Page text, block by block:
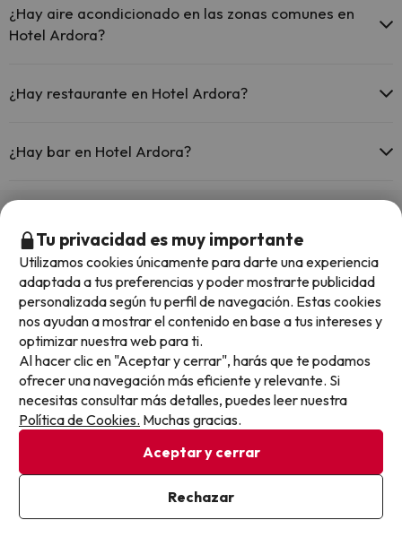
¿Hay aire acondicionado en las zonas comunes en
Hotel Ardora?
¿Hay restaurante en Hotel Ardora?
¿Hay bar en Hotel Ardora?
Otros chollos en hoteles similares
Quedan 4 días 5 horas
Tu privacidad es muy importante
Utilizamos cookies únicamente para darte una experiencia
adaptada a tus preferencias y poder mostrarte publicidad
personalizada según tu perfil de navegación. Estas cookies
nos ayudan a mostrar el contenido en base a tus intereses y
optimizar nuestra web para ti.
Al hacer clic en "Aceptar y cerrar", harás que te podamos
ofrecer una navegación más eficiente y relevante. Si
necesitas consultar más detalles, puedes leer nuestra
Política de Cookies. Muchas gracias.
Aceptar y cerrar
Rechazar